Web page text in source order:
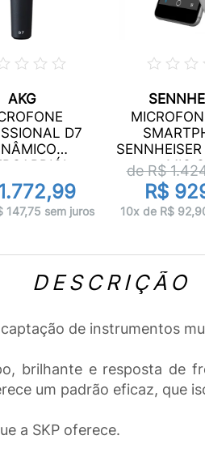
AKG
D7
147,75 sem juros
MIC
de R$
R$
10x de R$
DESCRIÇÃO
de instrumentos
brilhante e resposta de
um padrão eficaz, que
a SKP oferece.